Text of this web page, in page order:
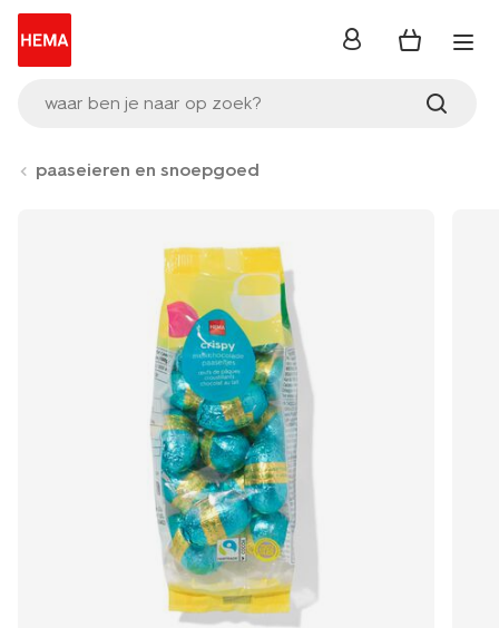
waar ben je naar op zoek?
inloggen
paaseieren en snoepgoed